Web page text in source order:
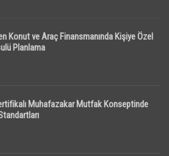
Konut ve Araç Finansmanında Kişiye Özel
Planlama
Muhafazakar Mutfak Konseptinde